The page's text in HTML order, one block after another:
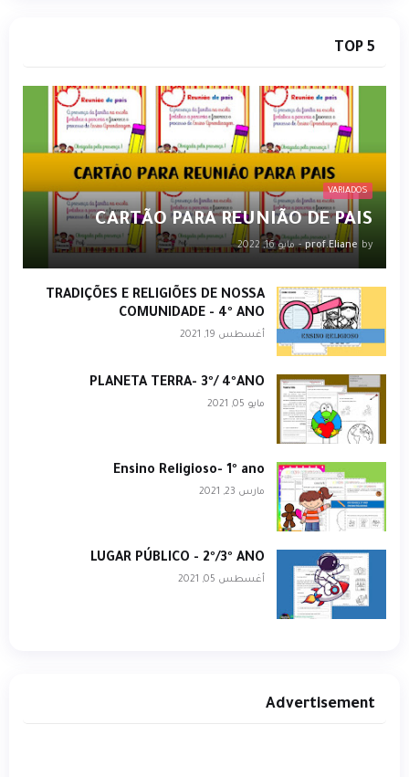
TOP 5
VARIADOS
CARTÃO PARA REUNIÃO DE PAIS
by
prof.Eliane
- مايو 16, 2022
TRADIÇÕES E RELIGIÕES DE NOSSA
COMUNIDADE - 4º ANO
أغسطس 19, 2021
PLANETA TERRA- 3º/ 4ºANO
مايو 05, 2021
Ensino Religioso- 1º ano
مارس 23, 2021
LUGAR PÚBLICO - 2º/3º ANO
أغسطس 05, 2021
Advertisement